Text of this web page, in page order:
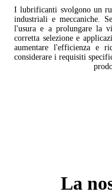
I lubrificanti svolgono un
industriali e meccaniche.
l'usura e a prolungare la
corretta selezione e
aumentare l'efficienza e
considerare i requisiti
La